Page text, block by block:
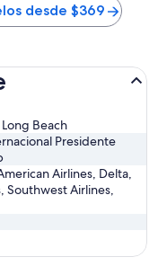
desde $369
Beach
Presidente
Airlines, Delta,
Southwest Airlines,